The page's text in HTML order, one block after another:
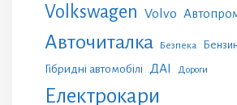
Volkswagen Volvo
Авточиталка Безпека Бензин
Гібридні автомобілі ДАІ Дороги
Електрокари